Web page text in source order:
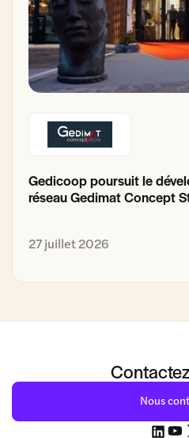
Gedicoop poursuit le
réseau Gedimat Concept
27 juillet 2026
Nous